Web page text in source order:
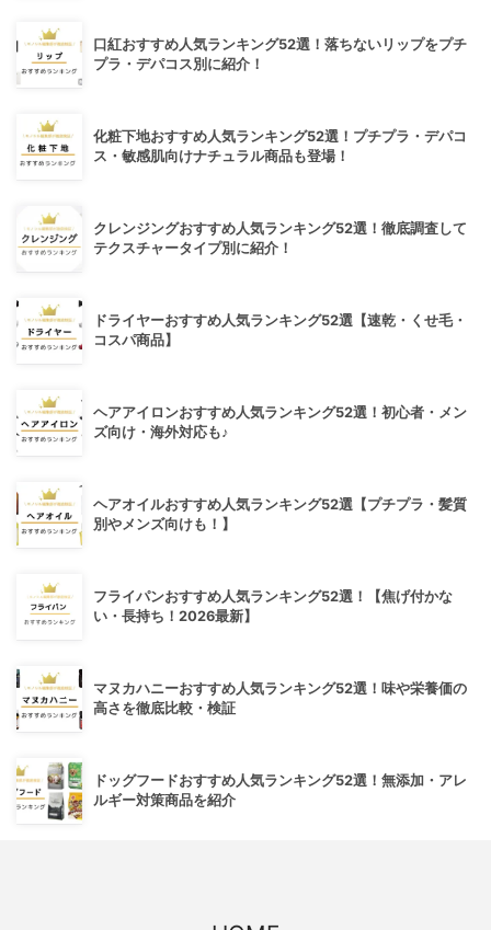
口紅おすすめ人気ランキング52選！落ちないリップをプチ
プラ・デパコス別に紹介！
化粧下地おすすめ人気ランキング52選！プチプラ・デパコ
ス・敏感肌向けナチュラル商品も登場！
クレンジングおすすめ人気ランキング52選！徹底調査して
テクスチャータイプ別に紹介！
ドライヤーおすすめ人気ランキング52選【速乾・くせ毛・
コスパ商品】
ヘアアイロンおすすめ人気ランキング52選！初心者・メン
ズ向け・海外対応も♪
ヘアオイルおすすめ人気ランキング52選【プチプラ・髪質
別やメンズ向けも！】
フライパンおすすめ人気ランキング52選！【焦げ付かな
い・長持ち！2026最新】
マヌカハニーおすすめ人気ランキング52選！味や栄養価の
高さを徹底比較・検証
ドッグフードおすすめ人気ランキング52選！無添加・アレ
ルギー対策商品を紹介